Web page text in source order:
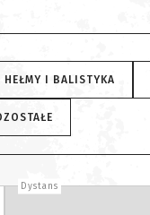
HEŁMY I BALISTYKA
Dystans